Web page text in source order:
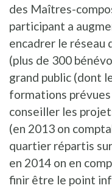
des Maîtres-
participant a
encadrer le réseau
(plus de 300
grand public (dont
formations
conseiller les
(en 2013 on
quartier répartis
en 2014 on en
finir être le point